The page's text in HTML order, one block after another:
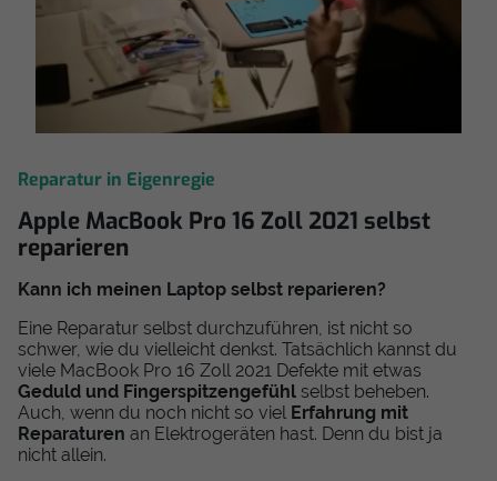
Reparatur in Eigenregie
Apple MacBook Pro 16 Zoll 2021 selbst
reparieren
Kann ich meinen Laptop selbst reparieren?
Eine Reparatur selbst durchzuführen, ist nicht so
schwer, wie du vielleicht denkst. Tatsächlich kannst du
viele MacBook Pro 16 Zoll 2021 Defekte mit etwas
Geduld und Fingerspitzengefühl selbst beheben.
Auch, wenn du noch nicht so viel
Erfahrung mit
Reparaturen an Elektrogeräten hast. Denn du bist ja
nicht allein.